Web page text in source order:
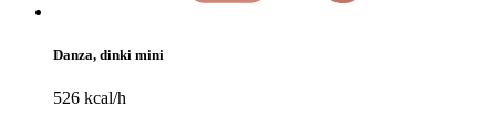
Danza, dinki mini
526 kcal/h